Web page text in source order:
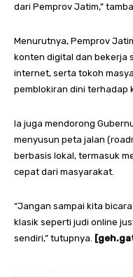
dari Pemprov Jatim,”
Menurutnya, Pemprov
konten digital dan bekerja
internet, serta tokoh
pemblokiran dini terhadap
Ia juga mendorong
menyusun peta jalan
berbasis lokal, termasuk
cepat dari masyarakat.
“Jangan sampai kita
klasik seperti judi online
sendiri,” tutupnya.